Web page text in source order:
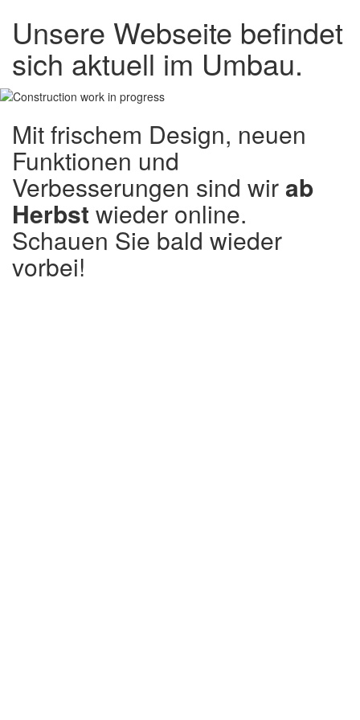
Unsere Webseite befindet
sich aktuell im Umbau.
Mit frischem Design, neuen
Funktionen und
Verbesserungen sind wirab
Herbst wieder online.
Schauen Sie bald wieder
vorbei!